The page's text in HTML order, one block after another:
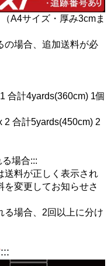
A4サイズ・厚み3cmま
の場合、追加送料が必
合計4yards(360cm) 1個
2 合計5yards(450cm) 2
場合:::
送料が正しく表示され
を変更してお知らせさ
る場合、2回以上に分け
:::